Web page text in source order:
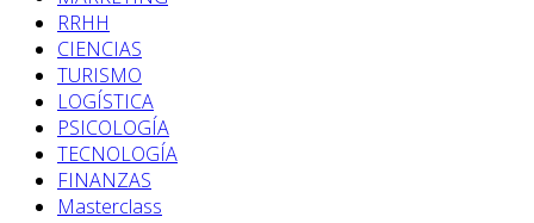
RRHH
CIENCIAS
TURISMO
LOGÍSTICA
PSICOLOGÍA
TECNOLOGÍA
FINANZAS
Masterclass